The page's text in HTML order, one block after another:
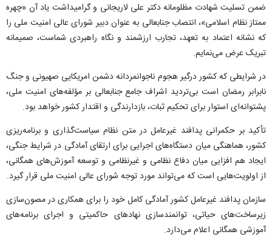
ضمن تسلیت شهادت مظلومانه دکتر علی لاریجانی و گرامیداشت یاد آن «چهره
ممتاز نظام اسلامی»، انتصاب جنابعالی به عنوان دبیر شورای عالی امنیت ملی را
که نشانه اعتماد به تعهد، تجارب ارزشمند و نگاه راهبردی شماست، صمیمانه
تبریک عرض می‌نمایم.
در شرایطی که کشور درگیر هجوم ناجوانمردانه دشمن امریکایی صهیونی و جنگ
نابرابر رمضان است بی‌تردید اشراف جامع جنابعالی بر مؤلفه‌های امنیت ملی،
پشتوانه‌ای استوار برای تحکیم ثبات، بازدارندگی و اقتدار کشور خواهد بود.
تأکید بر حکمرانی پدافند غیرعامل در متن نظام سیاست‌گذاری و برنامه‌ریزی
کشور، هماهنگی میان دستگاه‌های اجرایی برای ارتقای آمادگی در شرایط جنگی،
ایجاد هم افزایی میان دفاع نظامی و غیرنظامی و توسعه آموزش‌های همگانی،
از اولویت‌هایی است که می‌تواند مورد توجه شورای عالی امنیت ملی قرار گیرد.
سازمان پدافند غیرعامل کشور آمادگی کامل خود را برای همکاری در مصون‌سازی
زیرساخت‌های حیاتی، توانمندسازی نهاد‌های حاکمیتی و اجرای برنامه‌های
آموزشی همگانی اعلام می‌دارد.